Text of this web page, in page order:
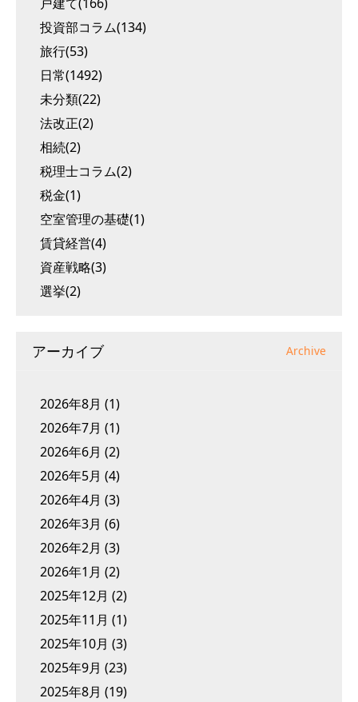
投資部コラム(134)
旅行(53)
日常(1492)
未分類(22)
法改正(2)
相続(2)
税理士コラム(2)
税金(1)
空室管理の基礎(1)
賃貸経営(4)
資産戦略(3)
選挙(2)
アーカイブ Archive
2026年8月 (1)
2026年7月 (1)
2026年6月 (2)
2026年5月 (4)
2026年4月 (3)
2026年3月 (6)
2026年2月 (3)
2026年1月 (2)
2025年12月 (2)
2025年11月 (1)
2025年10月 (3)
2025年9月 (23)
2025年8月 (19)